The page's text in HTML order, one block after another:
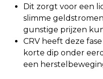
Dit zorgt voor een
slimme
gunstige prijzen
CRV heeft deze
korte dip onder
een